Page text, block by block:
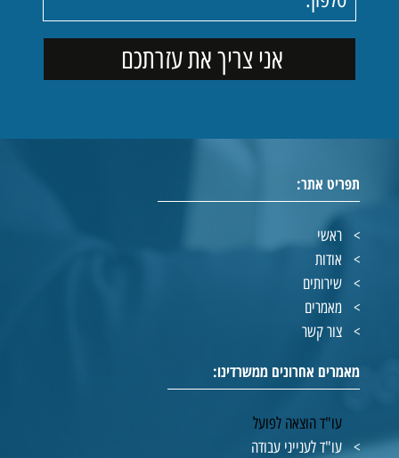
תפריט אתר:
ראשי
אודות
שירותים
מאמרים
צור קשר
מאמרים אחרונים ממשרדינו:
עו"ד הוצאה לפועל
עו"ד לענייני עבודה